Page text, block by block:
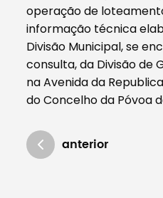
operação de
informação técnica
Divisão Municipal, se
consulta, da Divisão de
na Avenida da
do Concelho da Póvoa
anterior